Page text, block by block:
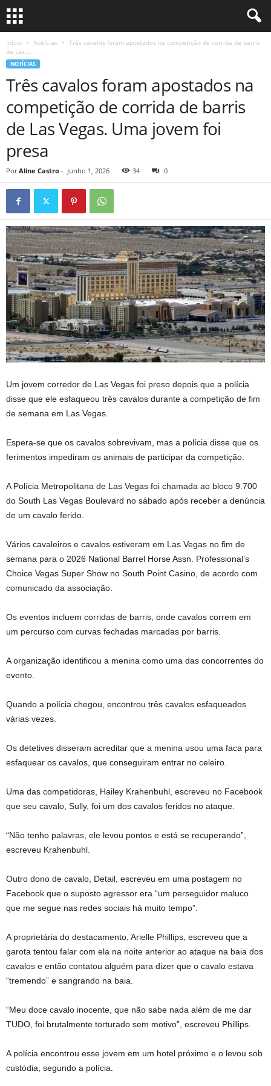
Início Notícias
Três cavalos foram apostados na competição de corrida de barris
de Las...
NOTÍCIAS
Três cavalos foram apostados na
competição de corrida de barris
de Las Vegas. Uma jovem foi
presa
Por Aline Castro - Junho 1, 2026 34 0
Um jovem corredor de Las Vegas foi preso depois que a polícia
disse que ele esfaqueou três cavalos durante a competição de fim
de semana em Las Vegas.
Espera-se que os cavalos sobrevivam, mas a polícia disse que os
ferimentos impediram os animais de participar da competição.
A Polícia Metropolitana de Las Vegas foi chamada ao bloco 9.700
do South Las Vegas Boulevard no sábado após receber a denúncia
de um cavalo ferido.
Vários cavaleiros e cavalos estiveram em Las Vegas no fim de
semana para o 2026 National Barrel Horse Assn. Professional’s
Choice Vegas Super Show no South Point Casino, de acordo com
comunicado da associação.
Os eventos incluem corridas de barris, onde cavalos correm em
um percurso com curvas fechadas marcadas por barris.
A organização identificou a menina como uma das concorrentes do
evento.
Quando a polícia chegou, encontrou três cavalos esfaqueados
várias vezes.
Os detetives disseram acreditar que a menina usou uma faca para
esfaquear os cavalos, que conseguiram entrar no celeiro.
Uma das competidoras, Hailey Krahenbuhl, escreveu no Facebook
que seu cavalo, Sully, foi um dos cavalos feridos no ataque.
“Não tenho palavras, ele levou pontos e está se recuperando”,
escreveu Krahenbuhl.
Outro dono de cavalo, Detail, escreveu em uma postagem no
Facebook que o suposto agressor era “um perseguidor maluco
que me segue nas redes sociais há muito tempo”.
A proprietária do destacamento, Arielle Phillips, escreveu que a
garota tentou falar com ela na noite anterior ao ataque na baia dos
cavalos e então contatou alguém para dizer que o cavalo estava
“tremendo” e sangrando na baia.
“Meu doce cavalo inocente, que não sabe nada além de me dar
TUDO, foi brutalmente torturado sem motivo”, escreveu Phillips.
A polícia encontrou esse jovem em um hotel próximo e o levou sob
custódia, segundo a polícia.